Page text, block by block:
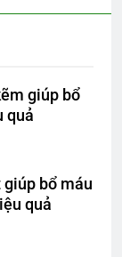
giúp bổ
quả
bổ máu
quả